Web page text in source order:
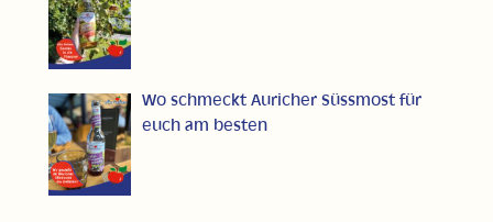
Wo schmeckt Auricher Süssmost für
euch am besten